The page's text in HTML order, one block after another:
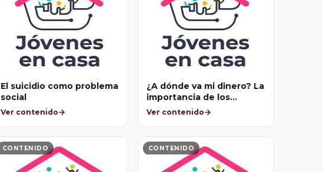
El suicidio como problema
social
Ver contenido
¿A dónde va mi dinero? La
importancia de los
impuestos
Ver contenido
CONTENIDO CONTENIDO